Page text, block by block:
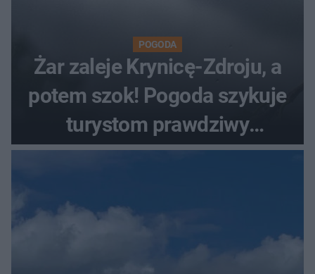
POGODA
Żar zaleje Krynicę-Zdroju, a
potem szok! Pogoda szykuje
turystom prawdziwy
rollercoaster